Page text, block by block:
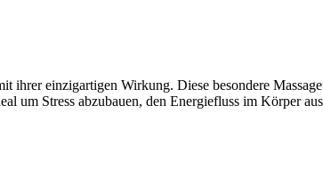
einzigartigen Wirkung. Diese besondere
um Stress abzubauen, den Energiefluss im Körper